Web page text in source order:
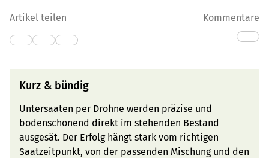
Artikel teilen Kommentare
Kurz & bündig
Untersaaten per Drohne werden präzise und
bodenschonend direkt im stehenden Bestand
ausgesät. Der Erfolg hängt stark vom richtigen
Saatzeitpunkt, von der passenden Mischung und den